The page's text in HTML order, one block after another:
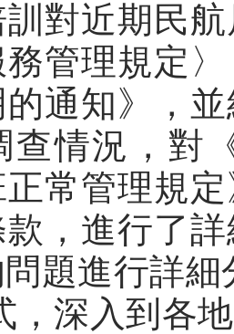
訓對近期民
管理規定
通知》，
查情況，對
常管理規
，進行了
題進行詳
，深入到各